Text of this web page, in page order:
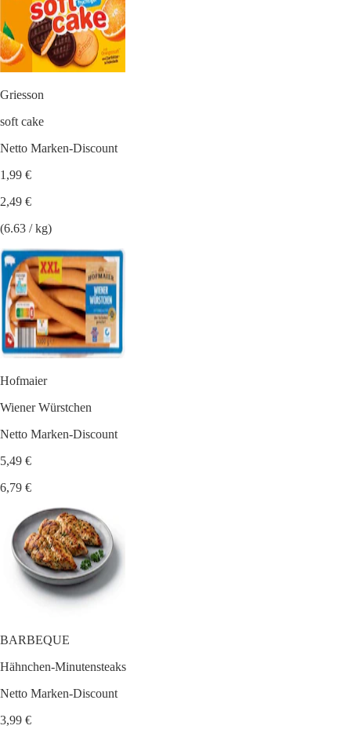
Griesson
soft cake
Netto Marken-Discount
1,99 €
2,49 €
(6.63 / kg)
Hofmaier
Wiener Würstchen
Netto Marken-Discount
5,49 €
6,79 €
BARBEQUE
Hähnchen-Minutensteaks
Netto Marken-Discount
3,99 €